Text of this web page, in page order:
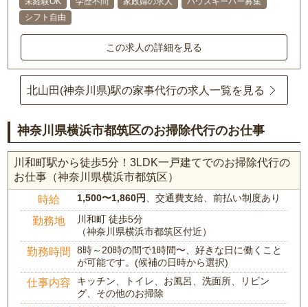
シフト自由
この求人の詳細を見る
北山田(神奈川県)駅の家事代行の求人一覧を見る
神奈川県横浜市都筑区のお掃除代行のお仕事
川和町駅から徒歩5分！3LDK一戸建てでのお掃除代行の
お仕事（神奈川県横浜市都筑区）
時給 1,500〜1,860円 、交通費支給、前払い制度あり
勤務地
川和町 徒歩5分
（神奈川県横浜市都筑区付近）
勤務時間
8時～20時の間で1時間〜、好きな日に働くこと
が可能です。(候補の日時から選択)
仕事内容
キッチン、トイレ、お風呂、洗面所、リビン
グ、その他のお掃除